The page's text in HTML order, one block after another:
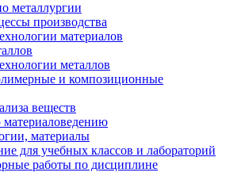
металлургии
производства
материалов
металлов
и композиционные
веществ
материалы
для учебных классов и лабораторий
работы по дисциплине